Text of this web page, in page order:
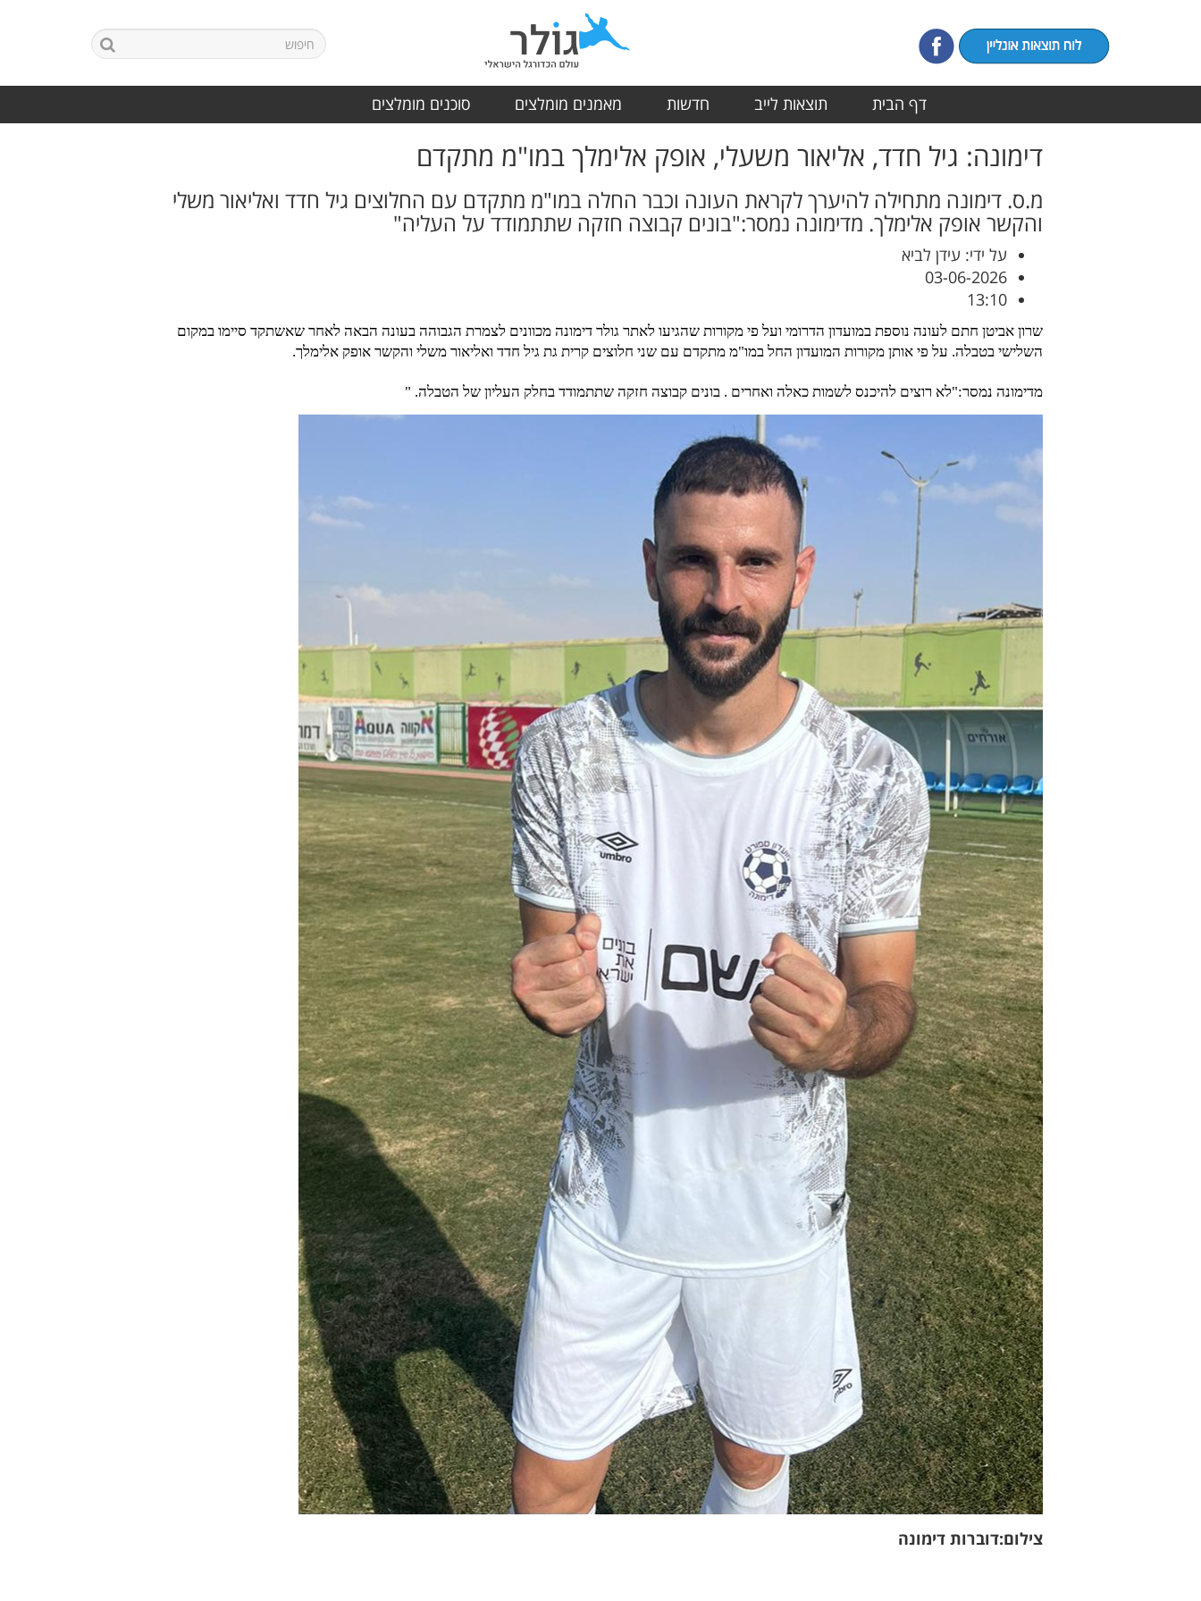
דף הבית תוצאות לייב חדשות מאמנים מומלצים סוכנים מומלצים
דימונה: גיל חדד, אליאור משעלי, אופק אלימלך במו"מ מתקדם
מ.ס. דימונה מתחילה להיערך לקראת העונה וכבר החלה במו"מ מתקדם עם החלוצים גיל חדד ואליאור משלי
והקשר אופק אלימלך. מדימונה נמסר:"בונים קבוצה חזקה שתתמודד על העליה"
על ידי: עידן לביא
03-06-2026
13:10
שרון אביטן חתם לעונה נוספת במועדון הדרומי ועל פי מקורות שהגיעו לאתר גולר דימונה מכוונים לצמרת הגבוהה בעונה הבאה לאחר שאשתקד סיימו במקום
השלישי בטבלה. על פי אותן מקורות המועדון החל במו"מ מתקדם עם שני חלוצים קרית גת גיל חדד ואליאור משלי והקשר אופק אלימלך.
מדימונה נמסר:"לא רוצים להיכנס לשמות כאלה ואחרים . בונים קבוצה חזקה שתתמודד בחלק העליון של הטבלה. "
צילום:דוברות דימונה